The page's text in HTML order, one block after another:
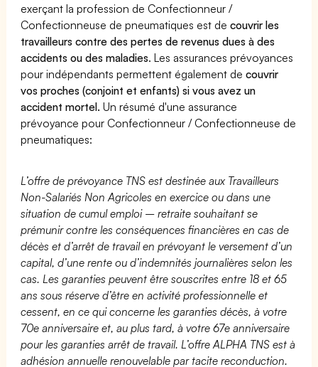
exerçant la profession de Confectionneur /
Confectionneuse de pneumatiques est decouvrir les
travailleurs contre des pertes de revenus dues à des
accidents ou des maladies. Les assurances prévoyances
pour indépendants permettent également decouvrir
vos proches (conjoint et enfants) si vous avez un
accident mortel. Un résumé d'une assurance
prévoyance pour Confectionneur / Confectionneuse de
pneumatiques:
L’offre de prévoyance TNS est destinée aux Travailleurs
Non-Salariés Non Agricoles en exercice ou dans une
situation de cumul emploi – retraite souhaitant se
prémunir contre les conséquences financières en cas de
décès et d’arrêt de travail en prévoyant le versement d’un
capital, d’une rente ou d’indemnités journalières selon les
cas. Les garanties peuvent être souscrites entre 18 et 65
ans sous réserve d’être en activité professionnelle et
cessent, en ce qui concerne les garanties décès, à votre
70e anniversaire et, au plus tard, à votre 67e anniversaire
pour les garanties arrêt de travail. L’offre ALPHA TNS est à
adhésion annuelle renouvelable par tacite reconduction.